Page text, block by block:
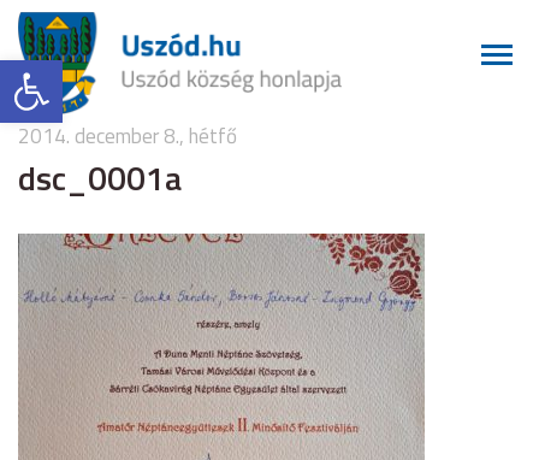
Eszköztár megnyitása
2014. december 8., hétfő
dsc_0001a